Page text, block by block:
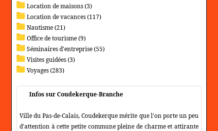
Location de maisons (3)
Location de vacances (117)
Nautisme (21)
Office de tourisme (9)
Séminaires d'entreprise (55)
Visites guidées (3)
Voyages (283)
Infos sur Coudekerque-Branche
Ville du Pas-de-Calais, Coudekerque mérite que l'on porte un peu
d'attention à cette petite commune pleine de charme et attirante